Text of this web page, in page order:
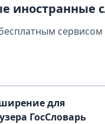
иностранные
сервисом
для
ГосСловарь